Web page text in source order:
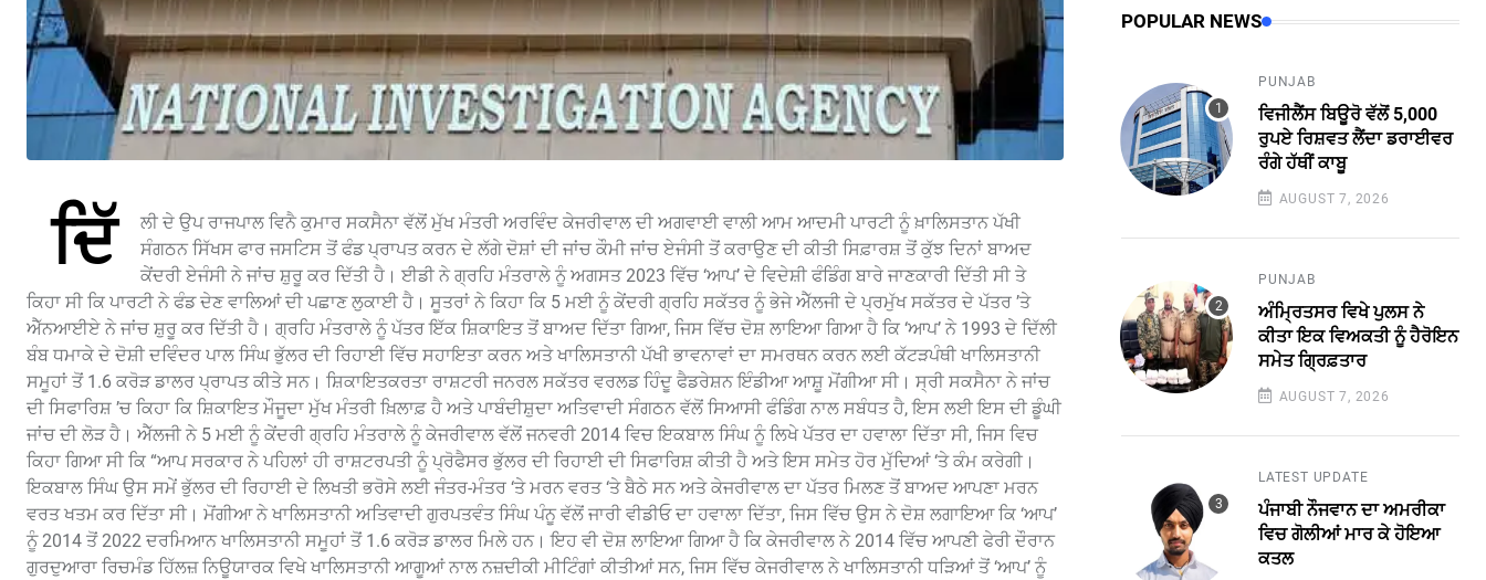
ਦਿੱ
ਲੀ ਦੇ ਉਪ ਰਾਜਪਾਲ ਵਿਨੈ ਕੁਮਾਰ ਸਕਸੈਨਾ ਵੱਲੋਂ ਮੁੱਖ ਮੰਤਰੀ ਅਰਵਿੰਦ ਕੇਜਰੀਵਾਲ ਦੀ ਅਗਵਾਈ ਵਾਲੀ ਆਮ ਆਦਮੀ ਪਾਰਟੀ ਨੂੰ ਖ਼ਾਲਿਸਤਾਨ ਪੱਖੀ
ਸੰਗਠਨ ਸਿੱਖਸ ਫਾਰ ਜਸਟਿਸ ਤੋਂ ਫੰਡ ਪ੍ਰਾਪਤ ਕਰਨ ਦੇ ਲੱਗੇ ਦੋਸ਼ਾਂ ਦੀ ਜਾਂਚ ਕੌਮੀ ਜਾਂਚ ਏਜੰਸੀ ਤੋਂ ਕਰਾਉਣ ਦੀ ਕੀਤੀ ਸਿਫ਼ਾਰਸ਼ ਤੋਂ ਕੁੱਝ ਦਿਨਾਂ ਬਾਅਦ
ਕੇਂਦਰੀ ਏਜੰਸੀ ਨੇ ਜਾਂਚ ਸ਼ੁਰੂ ਕਰ ਦਿੱਤੀ ਹੈ। ਈਡੀ ਨੇ ਗ੍ਰਹਿ ਮੰਤਰਾਲੇ ਨੂੰ ਅਗਸਤ 2023 ਵਿੱਚ ‘ਆਪ’ ਦੇ ਵਿਦੇਸ਼ੀ ਫੰਡਿੰਗ ਬਾਰੇ ਜਾਣਕਾਰੀ ਦਿੱਤੀ ਸੀ ਤੇ
ਕਿਹਾ ਸੀ ਕਿ ਪਾਰਟੀ ਨੇ ਫੰਡ ਦੇਣ ਵਾਲਿਆਂ ਦੀ ਪਛਾਣ ਲੁਕਾਈ ਹੈ। ਸੂਤਰਾਂ ਨੇ ਕਿਹਾ ਕਿ 5 ਮਈ ਨੂੰ ਕੇਂਦਰੀ ਗ੍ਰਹਿ ਸਕੱਤਰ ਨੂੰ ਭੇਜੇ ਐੱਲਜੀ ਦੇ ਪ੍ਰਮੁੱਖ ਸਕੱਤਰ ਦੇ ਪੱਤਰ ’ਤੇ
ਐੱਨਆਈਏ ਨੇ ਜਾਂਚ ਸ਼ੁਰੂ ਕਰ ਦਿੱਤੀ ਹੈ। ਗ੍ਰਹਿ ਮੰਤਰਾਲੇ ਨੂੰ ਪੱਤਰ ਇੱਕ ਸ਼ਿਕਾਇਤ ਤੋਂ ਬਾਅਦ ਦਿੱਤਾ ਗਿਆ, ਜਿਸ ਵਿੱਚ ਦੋਸ਼ ਲਾਇਆ ਗਿਆ ਹੈ ਕਿ ‘ਆਪ’ ਨੇ 1993 ਦੇ ਦਿੱਲੀ
ਬੰਬ ਧਮਾਕੇ ਦੇ ਦੋਸ਼ੀ ਦਵਿੰਦਰ ਪਾਲ ਸਿੰਘ ਭੁੱਲਰ ਦੀ ਰਿਹਾਈ ਵਿੱਚ ਸਹਾਇਤਾ ਕਰਨ ਅਤੇ ਖਾਲਿਸਤਾਨੀ ਪੱਖੀ ਭਾਵਨਾਵਾਂ ਦਾ ਸਮਰਥਨ ਕਰਨ ਲਈ ਕੱਟੜਪੰਥੀ ਖਾਲਿਸਤਾਨੀ
ਸਮੂਹਾਂ ਤੋਂ 1.6 ਕਰੋੜ ਡਾਲਰ ਪ੍ਰਾਪਤ ਕੀਤੇ ਸਨ। ਸ਼ਿਕਾਇਤਕਰਤਾ ਰਾਸ਼ਟਰੀ ਜਨਰਲ ਸਕੱਤਰ ਵਰਲਡ ਹਿੰਦੂ ਫੈਡਰੇਸ਼ਨ ਇੰਡੀਆ ਆਸ਼ੂ ਮੋਂਗੀਆ ਸੀ। ਸ੍ਰੀ ਸਕਸੈਨਾ ਨੇ ਜਾਂਚ
ਦੀ ਸਿਫਾਰਿਸ਼ ’ਚ ਕਿਹਾ ਕਿ ਸ਼ਿਕਾਇਤ ਮੌਜੂਦਾ ਮੁੱਖ ਮੰਤਰੀ ਖ਼ਿਲਾਫ਼ ਹੈ ਅਤੇ ਪਾਬੰਦੀਸ਼ੁਦਾ ਅਤਿਵਾਦੀ ਸੰਗਠਨ ਵੱਲੋਂ ਸਿਆਸੀ ਫੰਡਿੰਗ ਨਾਲ ਸਬੰਧਤ ਹੈ, ਇਸ ਲਈ ਇਸ ਦੀ ਡੂੰਘੀ
ਜਾਂਚ ਦੀ ਲੋੜ ਹੈ। ਐੱਲਜੀ ਨੇ 5 ਮਈ ਨੂੰ ਕੇਂਦਰੀ ਗ੍ਰਹਿ ਮੰਤਰਾਲੇ ਨੂੰ ਕੇਜਰੀਵਾਲ ਵੱਲੋਂ ਜਨਵਰੀ 2014 ਵਿਚ ਇਕਬਾਲ ਸਿੰਘ ਨੂੰ ਲਿਖੇ ਪੱਤਰ ਦਾ ਹਵਾਲਾ ਦਿੱਤਾ ਸੀ, ਜਿਸ ਵਿਚ
ਕਿਹਾ ਗਿਆ ਸੀ ਕਿ “ਆਪ ਸਰਕਾਰ ਨੇ ਪਹਿਲਾਂ ਹੀ ਰਾਸ਼ਟਰਪਤੀ ਨੂੰ ਪ੍ਰੋਫੈਸਰ ਭੁੱਲਰ ਦੀ ਰਿਹਾਈ ਦੀ ਸਿਫਾਰਿਸ਼ ਕੀਤੀ ਹੈ ਅਤੇ ਇਸ ਸਮੇਤ ਹੋਰ ਮੁੱਦਿਆਂ ‘ਤੇ ਕੰਮ ਕਰੇਗੀ।
ਇਕਬਾਲ ਸਿੰਘ ਉਸ ਸਮੇਂ ਭੁੱਲਰ ਦੀ ਰਿਹਾਈ ਦੇ ਲਿਖਤੀ ਭਰੋਸੇ ਲਈ ਜੰਤਰ-ਮੰਤਰ ‘ਤੇ ਮਰਨ ਵਰਤ ‘ਤੇ ਬੈਠੇ ਸਨ ਅਤੇ ਕੇਜਰੀਵਾਲ ਦਾ ਪੱਤਰ ਮਿਲਣ ਤੋਂ ਬਾਅਦ ਆਪਣਾ ਮਰਨ
ਵਰਤ ਖਤਮ ਕਰ ਦਿੱਤਾ ਸੀ। ਮੋਂਗੀਆ ਨੇ ਖਾਲਿਸਤਾਨੀ ਅਤਿਵਾਦੀ ਗੁਰਪਤਵੰਤ ਸਿੰਘ ਪੰਨੂ ਵੱਲੋਂ ਜਾਰੀ ਵੀਡੀਓ ਦਾ ਹਵਾਲਾ ਦਿੱਤਾ, ਜਿਸ ਵਿੱਚ ਉਸ ਨੇ ਦੋਸ਼ ਲਗਾਇਆ ਕਿ ‘ਆਪ’
ਨੂੰ 2014 ਤੋਂ 2022 ਦਰਮਿਆਨ ਖਾਲਿਸਤਾਨੀ ਸਮੂਹਾਂ ਤੋਂ 1.6 ਕਰੋੜ ਡਾਲਰ ਮਿਲੇ ਹਨ। ਇਹ ਵੀ ਦੋਸ਼ ਲਾਇਆ ਗਿਆ ਹੈ ਕਿ ਕੇਜਰੀਵਾਲ ਨੇ 2014 ਵਿੱਚ ਆਪਣੀ ਫੇਰੀ ਦੌਰਾਨ
ਗੁਰਦੁਆਰਾ ਰਿਚਮੰਡ ਹਿੱਲਜ਼ ਨਿਊਯਾਰਕ ਵਿਖੇ ਖਾਲਿਸਤਾਨੀ ਆਗੂਆਂ ਨਾਲ ਨਜ਼ਦੀਕੀ ਮੀਟਿੰਗਾਂ ਕੀਤੀਆਂ ਸਨ, ਜਿਸ ਵਿੱਚ ਕੇਜਰੀਵਾਲ ਨੇ ਖਾਲਿਸਤਾਨੀ ਧੜਿਆਂ ਤੋਂ ‘ਆਪ’ ਨੂੰ
POPULAR NEWS
PUNJAB
ਵਿਜੀਲੈਂਸ ਬਿਊਰੋ ਵੱਲੋਂ 5,000
ਰੁਪਏ ਰਿਸ਼ਵਤ ਲੈਂਦਾ ਡਰਾਈਵਰ
ਰੰਗੇ ਹੱਥੀਂ ਕਾਬੂ
AUGUST 7, 2026
PUNJAB
ਅੰਮ੍ਰਿਤਸਰ ਵਿਖੇ ਪੁਲਸ ਨੇ
ਕੀਤਾ ਇਕ ਵਿਅਕਤੀ ਨੂੰ ਹੈਰੋਇਨ
ਸਮੇਤ ਗ੍ਰਿਫ਼ਤਾਰ
AUGUST 7, 2026
LATEST UPDATE
ਪੰਜਾਬੀ ਨੌਜਵਾਨ ਦਾ ਅਮਰੀਕਾ
ਵਿਚ ਗੋਲੀਆਂ ਮਾਰ ਕੇ ਹੋਇਆ
ਕਤਲ